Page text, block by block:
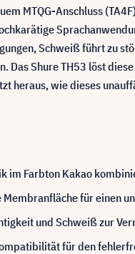
MTQG-Anschluss
Schweiß führt zu
Das Shure TH53 löst
heraus, wie dieses
im Farbton Kakao
für einen
und Schweiß zur
für den